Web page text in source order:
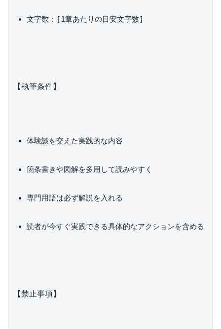
文字数：[1章あたりの目安文字数]
【執筆条件】
体験談を交えた実践的な内容
箇条書きや図解を多用して読みやすく
専門用語は必ず解説を入れる
読者が今すぐ実践できる具体的なアクションを含める
【禁止事項】